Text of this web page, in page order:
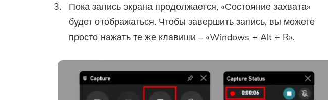
Пока запись экрана продолжается, «Состояние захвата»
будет отображаться. Чтобы завершить запись, вы можете
просто нажать те же клавиши – «Windows + Alt + R».
Вы почти закончили.
предложения и новости о
приложениях iMyMac.